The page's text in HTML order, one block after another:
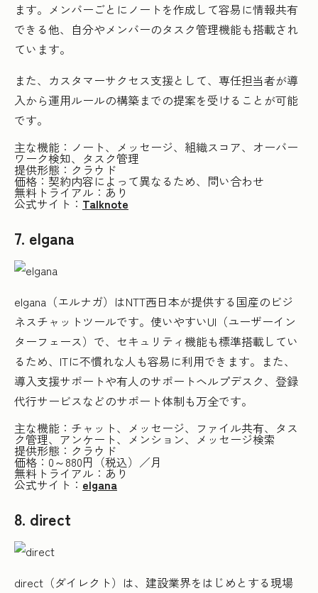
ます。メンバーごとにノートを作成して容易に情報共有
できる他、自分やメンバーのタスク管理機能も搭載され
ています。
また、カスタマーサクセス支援として、専任担当者が導
入から運用ルールの構築までの提案を受けることが可能
です。
主な機能：ノート、メッセージ、組織スコア、オーバー
ワーク検知、タスク管理
提供形態：クラウド
価格：契約内容によって異なるため、問い合わせ
無料トライアル：あり
公式サイト： Talknote
7. elgana
elgana（エルナガ）はNTT西日本が提供する国産のビジ
ネスチャットツールです。使いやすいUI（ユーザーイン
ターフェース）で、セキュリティ機能も標準搭載してい
るため、ITに不慣れな人も容易に利用できます。また、
導入支援サポートや有人のサポートヘルプデスク、登録
代行サービスなどのサポート体制も万全です。
主な機能：チャット、メッセージ、ファイル共有、タス
ク管理、アンケート、メンション、メッセージ検索
提供形態：クラウド
価格：0～880円（税込）／月
無料トライアル：あり
公式サイト： elgana
8. direct
direct（ダイレクト）は、建設業界をはじめとする現場